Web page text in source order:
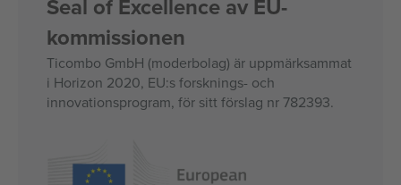
Seal of Excellence av EU-
kommissionen
Ticombo GmbH (moderbolag) är uppmärksammat
i Horizon 2020, EU:s forsknings- och
innovationsprogram, för sitt förslag nr 782393.